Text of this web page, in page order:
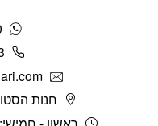
חנות